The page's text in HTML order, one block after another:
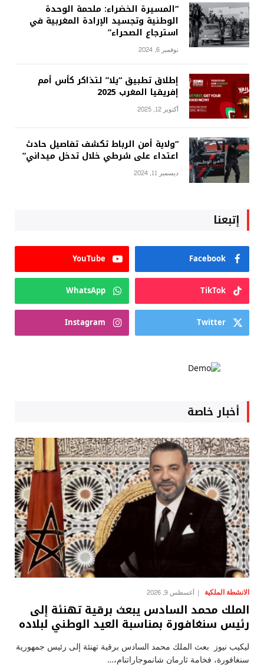
“المسيرة الخضراء: ملحمة الوحدة
الوطنية وتجسيد الإرادة المغربية في
استرجاع الصحراء”
نوفمبر 6, 2024
إطلاق تطبيق “يلا” لتذاكر كأس أمم
إفريقيا المغرب 2025
أكتوبر 12, 2025
“ولاية أمن الرباط تكشف تفاصيل حادث
اعتداء على شرطي خلال تدخل ميداني”
ديسمبر 11, 2024
إتبعنا
Facebook
YouTube
TikTok
WhatsApp
Twitter
Instagram
أخبار خاصة
الانشطة الملكية أغسطس 9, 2026
الملك محمد السادس يبعث برقية تهنئة إلى
رئيس سنغافورة بمناسبة العيد الوطني لبلاده
ليكيب نيوز بعث الملك محمد السادس برقية تهنئة إلى رئيس جمهورية
سنغافورة، فخامة ثارمان شانموجاراتنام،…